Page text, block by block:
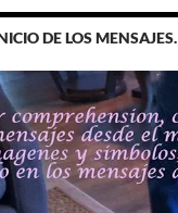
DE LOS MENSAJES.